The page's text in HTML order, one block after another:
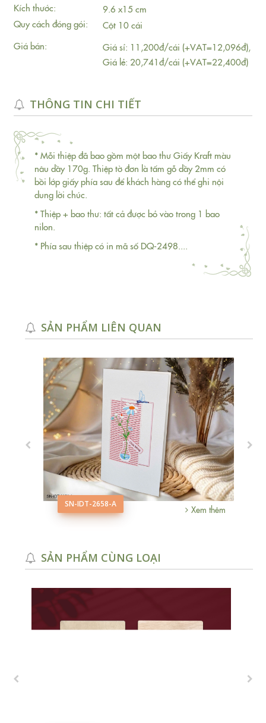
Kích thước:
9.6 x15 cm
Quy cách đóng gói:
Cột 10 cái
Giá bán:
Giá sỉ: 11,200đ/cái (+VAT=12,096đ),
Giá lẻ: 20,741đ/cái (+VAT=22,400đ)
THÔNG TIN CHI TIẾT
* Mỗi thiệp đã bao gồm một bao thư Giấy Kraft màu
nâu dầy 170g. Thiệp tờ đơn là tấm gỗ dầy 2mm có
bồi lớp giấy phía sau để khách hàng có thể ghi nội
dung lời chúc.
* Thiệp + bao thư: tất cả được bỏ vào trong 1 bao
nilon.
* Phía sau thiệp có in mã số DQ-2498....
SẢN PHẨM LIÊN QUAN
SN-IDT-2658-A Xem thêm
SẢN PHẨM CÙNG LOẠI